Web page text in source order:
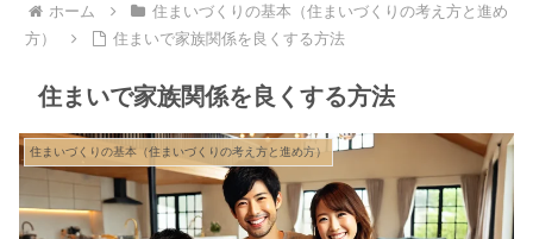
ホーム
住まいづくりの基本（住まいづくりの考え方と進め
方）
住まいで家族関係を良くする方法
住まいで家族関係を良くする方法
住まいづくりの基本（住まいづくりの考え方と進め方）